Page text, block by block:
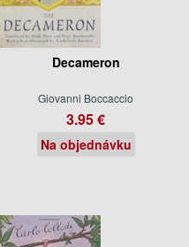
Decameron
Giovanni Boccaccio
3.95 €
Na objednávku